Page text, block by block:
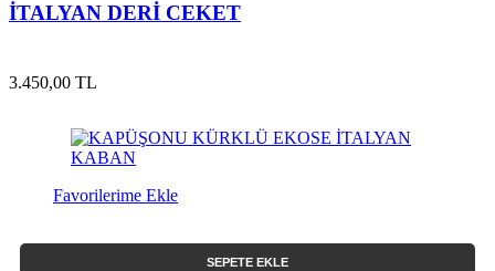
İTALYAN DERİ CEKET
3.450,00 TL
Favorilerime Ekle
SEPETE EKLE